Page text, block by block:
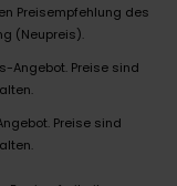
Preisempfehlung des
(Neupreis).
Angebot. Preise sind
Preise sind